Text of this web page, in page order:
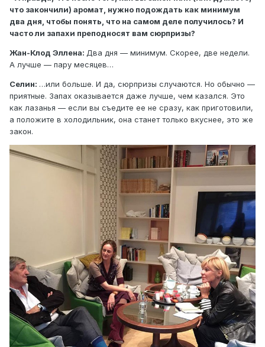
что закончили) аромат, нужно подождать как минимум
два дня, чтобы понять, что на самом деле получилось? И
часто ли запахи преподносят вам сюрпризы?
Жан-Клод Эллена: Два дня — минимум. Скорее, две недели.
А лучше — пару месяцев…
Селин: …или больше. И да, сюрпризы случаются. Но обычно —
приятные. Запах оказывается даже лучше, чем казался. Это
как лазанья — если вы съедите ее не сразу, как приготовили,
а положите в холодильник, она станет только вкуснее, это же
закон.